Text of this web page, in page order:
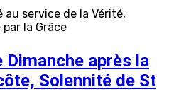
au service de la Vérité,
la Grâce
Dimanche après la
Solennité de St